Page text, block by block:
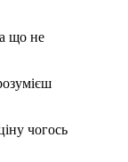
що не
чогось